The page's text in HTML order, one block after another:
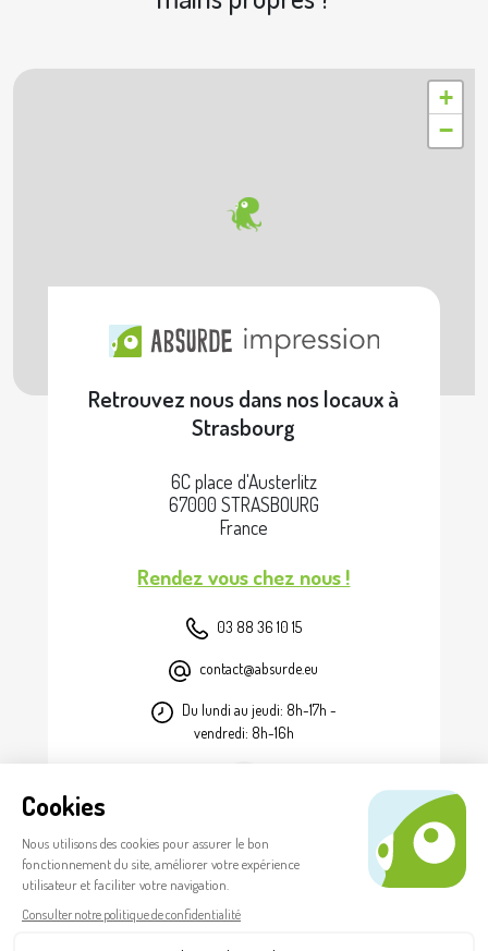
+
−
Retrouvez nous dans nos locaux à
Strasbourg
6C place d'Austerlitz
67000 STRASBOURG
France
Rendez vous chez nous !
03 88 36 10 15
contact@absurde.eu
Du lundi au jeudi: 8h-17h -
vendredi: 8h-16h